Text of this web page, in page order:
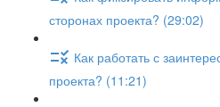
сторонах проекта? (29:02)
Как работать с
проекта? (11:21)